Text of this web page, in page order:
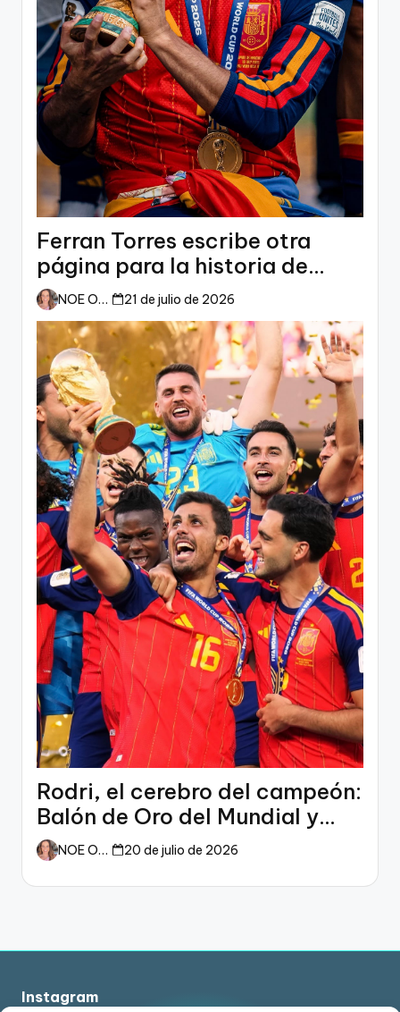
Ferran Torres escribe otra
página para la historia de
España
NOE ORTIZ 21 de julio de 2026
Rodri, el cerebro del campeón:
Balón de Oro del Mundial y
dueño del fútbol
NOE ORTIZ 20 de julio de 2026
Instagram